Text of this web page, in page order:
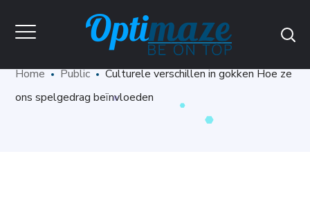
Blog
Home Public
Culturele verschillen in gokken Hoe ze
ons spelgedrag beïnvloeden